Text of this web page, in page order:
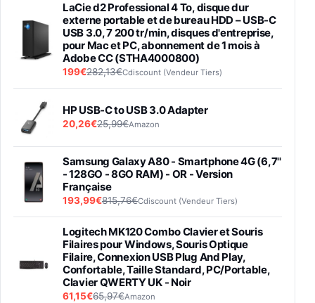
LaCie d2 Professional 4 To, disque dur
externe portable et de bureau HDD – USB-C
USB 3.0, 7 200 tr/min, disques d'entreprise,
pour Mac et PC, abonnement de 1 mois à
Adobe CC (STHA4000800)
199€282,13€Cdiscount (Vendeur Tiers)
HP USB-C to USB 3.0 Adapter
20,26€25,99€Amazon
Samsung Galaxy A80 - Smartphone 4G (6,7''
- 128GO - 8GO RAM) - OR - Version
Française
193,99€815,76€Cdiscount (Vendeur Tiers)
Logitech MK120 Combo Clavier et Souris
Filaires pour Windows, Souris Optique
Filaire, Connexion USB Plug And Play,
Confortable, Taille Standard, PC/Portable,
Clavier QWERTY UK - Noir
61,15€65,97€Amazon